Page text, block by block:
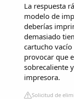
La respuesta
modelo de
deberías
demasiado
cartucho
provocar que
sobrecaliente
impresora.
Solicitud de